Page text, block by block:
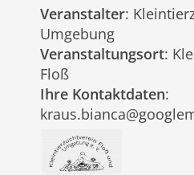
Veranstalter:
Umgebung
Veranstaltungsort:
Floß
Ihre Kontaktdaten: